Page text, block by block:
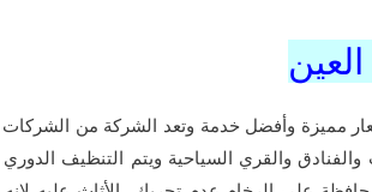
مميزة وأفضل خدمة وتعد الشركة من
والقري السياحية ويتم التنظيف